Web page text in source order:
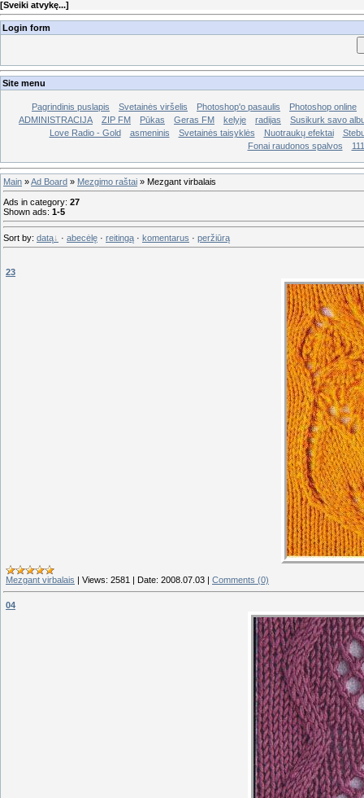
[Sveiki atvykę...]
Login form
Site menu
Pagrindinis puslapis Svetainės viršelis Photoshop'o pasaulis
Photoshop online
ADMINISTRACIJA
ZIP FM Pūkas Geras FM kelyje radijas
Susikurk savo
Love Radio - Gold
asmeninis Svetainės taisyklės Nuotraukų efektai
Fonai raudonos spalvos
111
Main »Ad Board » Mezgimo raštai » Mezgant virbalais
Ads in category: 27
Shown ads: 1-5
Sort by: datą · abecėlę · reitingą · komentarus · peržiūrą
23
Mezgant virbalais | Views: 2581 | Date: 2008.07.03 | Comments (0)
04